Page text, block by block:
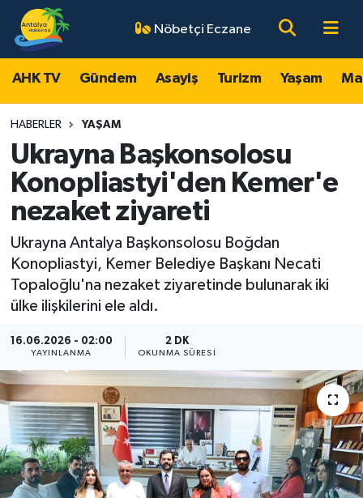
Nöbetçi Eczane
AHK TV Gündem Asayiş Turizm Yaşam
HABERLER YAŞAM
Ukrayna Başkonsolosu
Konopliastyi'den Kemer'e
nezaket ziyareti
Ukrayna Antalya Başkonsolosu Boğdan
Konopliastyi, Kemer Belediye Başkanı Necati
Topaloğlu'na nezaket ziyaretinde bulunarak iki
ülke ilişkilerini ele aldı.
16.06.2026 - 02:00
YAYINLANMA
2 DK
OKUNMA SÜRESI
AHK TV
Gündem
Turizm
Magazin
Ekonomi
Spor
Resmi Reklamlar
Antalya Nöbetçi Eczaneler
Antalya Hava Durumu
Antalya Namaz Vakitleri
Antalya Trafik Yoğunluk Haritası
Süper Lig Puan Durumu ve Fikstür
Tüm Manşetler
Son Dakika Haberleri
Haber Arşivi